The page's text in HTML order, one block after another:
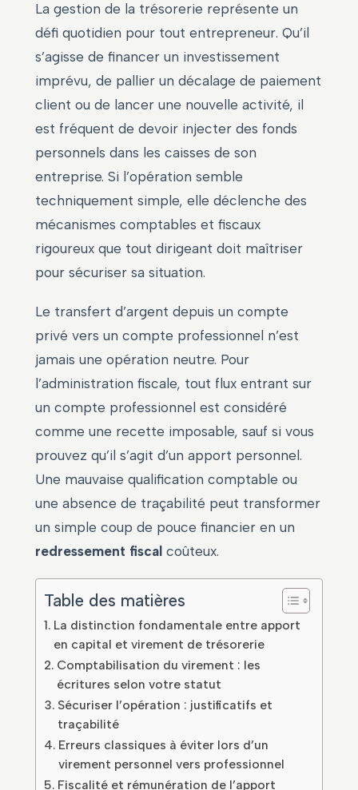
La gestion de la trésorerie représente un
défi quotidien pour tout entrepreneur. Qu’il
s’agisse de financer un investissement
imprévu, de pallier un décalage de paiement
client ou de lancer une nouvelle activité, il
est fréquent de devoir injecter des fonds
personnels dans les caisses de son
entreprise. Si l’opération semble
techniquement simple, elle déclenche des
mécanismes comptables et fiscaux
rigoureux que tout dirigeant doit maîtriser
pour sécuriser sa situation.
Le transfert d’argent depuis un compte
privé vers un compte professionnel n’est
jamais une opération neutre. Pour
l’administration fiscale, tout flux entrant sur
un compte professionnel est considéré
comme une recette imposable, sauf si vous
prouvez qu’il s’agit d’un apport personnel.
Une mauvaise qualification comptable ou
une absence de traçabilité peut transformer
un simple coup de pouce financier en un
redressement fiscal coûteux.
Table des matières
La distinction fondamentale entre apport
en capital et virement de trésorerie
Comptabilisation du virement : les
écritures selon votre statut
Sécuriser l’opération : justificatifs et
traçabilité
Erreurs classiques à éviter lors d’un
virement personnel vers professionnel
Fiscalité et rémunération de l’apport